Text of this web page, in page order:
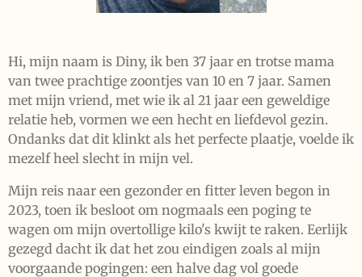
Hi, mijn naam is Diny, ik ben 37 jaar en trotse mama
van twee prachtige zoontjes van 10 en 7 jaar. Samen
met mijn vriend, met wie ik al 21 jaar een geweldige
relatie heb, vormen we een hecht en liefdevol gezin.
Ondanks dat dit klinkt als het perfecte plaatje, voelde ik
mezelf heel slecht in mijn vel.
Mijn reis naar een gezonder en fitter leven begon in
2023, toen ik besloot om nogmaals een poging te
wagen om mijn overtollige kilo's kwijt te raken. Eerlijk
gezegd dacht ik dat het zou eindigen zoals al mijn
voorgaande pogingen: een halve dag vol goede